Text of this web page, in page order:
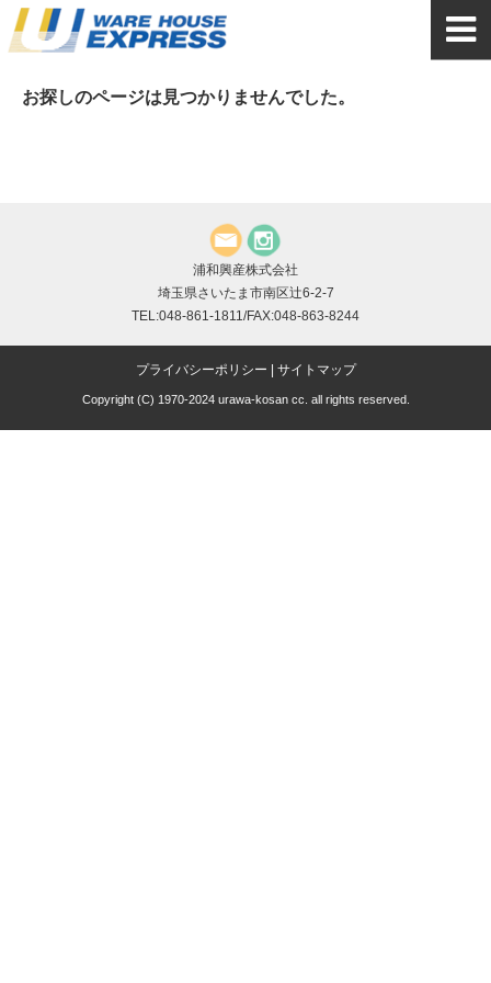
お探しのページは見つかりませんでした。
浦和興産株式会社
埼玉県さいたま市南区辻6-2-7
TEL:048-861-1811/FAX:048-863-8244
プライバシーポリシー サイトマップ
Copyright (C) 1970-2024 urawa-kosan cc. all rights reserved.